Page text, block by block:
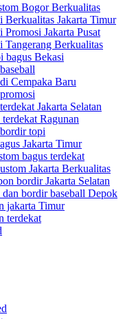
Bogor Berkualitas
Berkualitas Jakarta Timur
Promosi Jakarta Pusat
Tangerang Berkualitas
bagus Bekasi
Cempaka Baru
Jakarta Selatan
Ragunan
topi
Jakarta Timur
bagus terdekat
Jakarta Berkualitas
bordir Jakarta Selatan
bordir baseball Depok
jakarta Timur
terdekat